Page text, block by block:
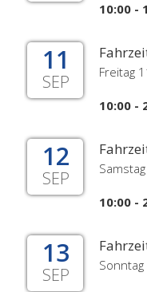
10:00 -
11
SEP Freitag
10:00 -
12
SEP
10:00 -
13
SEP